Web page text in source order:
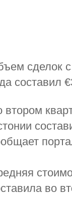
сделок
составил
втором
во